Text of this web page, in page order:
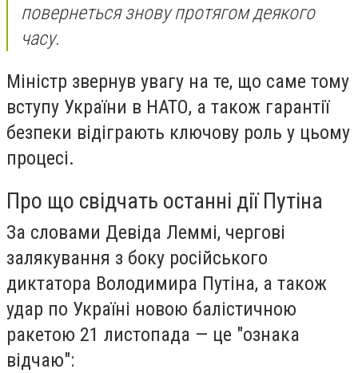
повернеться знову протягом деякого
часу.
Міністр звернув увагу на те, що саме тому
вступу України в НАТО, а також гарантії
безпеки відіграють ключову роль у цьому
процесі.
Про що свідчать останні дії Путіна
За словами Девіда Леммі, чергові
залякування з боку російського
диктатора Володимира Путіна, а також
удар по Україні новою балістичною
ракетою 21 листопада — це "ознака
відчаю":